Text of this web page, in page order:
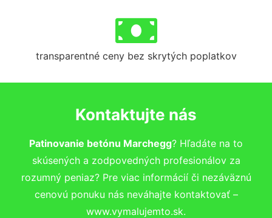
transparentné ceny bez skrytých poplatkov
Kontaktujte nás
Patinovanie betónu Marchegg? Hľadáte na to
skúsených a zodpovedných profesionálov za
rozumný peniaz? Pre viac informácií či nezáväznú
cenovú ponuku nás neváhajte kontaktovať –
www.vymalujemto.sk.